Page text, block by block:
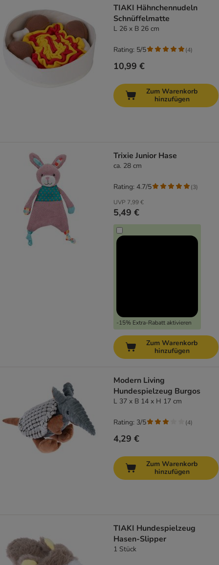
TIAKI Hähnchennudeln
Schnüffelmatte
L 26 x B 26 cm
10,99 €
Rating: 5/5 (4)
Zum Warenkorb
hinzufügen
Trixie Junior Hase
ca. 28 cm
UVP 7,99 €
5,49 €
-15% Extra-Rabatt aktivieren
Rating: 4.7/5 (3)
Zum Warenkorb
hinzufügen
Modern Living
Hundespielzeug Burgos
L 37 x B 14 x H 17 cm
4,29 €
Rating: 3/5 (4)
Zum Warenkorb
hinzufügen
TIAKI Hundespielzeug
Hasen-Slipper
1 Stück